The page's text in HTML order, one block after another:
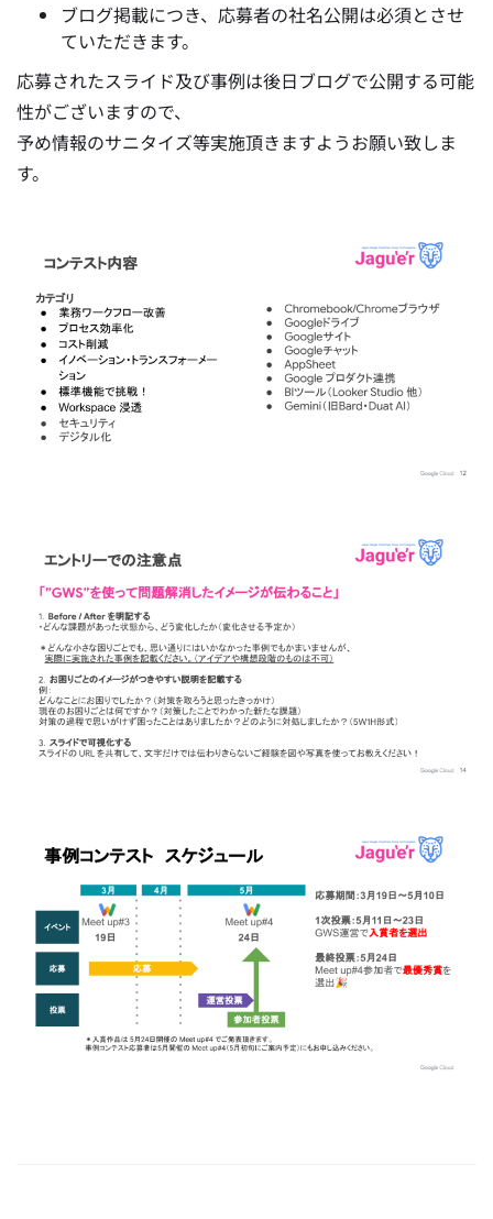
ブログ掲載につき、応募者の社名公開は必須とさせ
ていただきます。
応募されたスライド及び事例は後日ブログで公開する可能
性がございますので、
予め情報のサニタイズ等実施頂きますようお願い致しま
す。